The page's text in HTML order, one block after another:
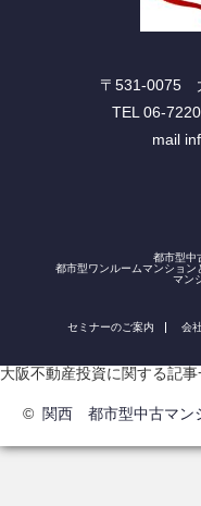
〒531-0075
TEL 06-
mail
都市型中
都市型ワンルームマンション
マン
セミナーのご案内 会
大阪不動産投資に関する記
© 関西 都市型中古マン